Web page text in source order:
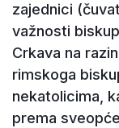
zajednici
važnosti
Crkava na
rimskoga
nekatolicima,
prema